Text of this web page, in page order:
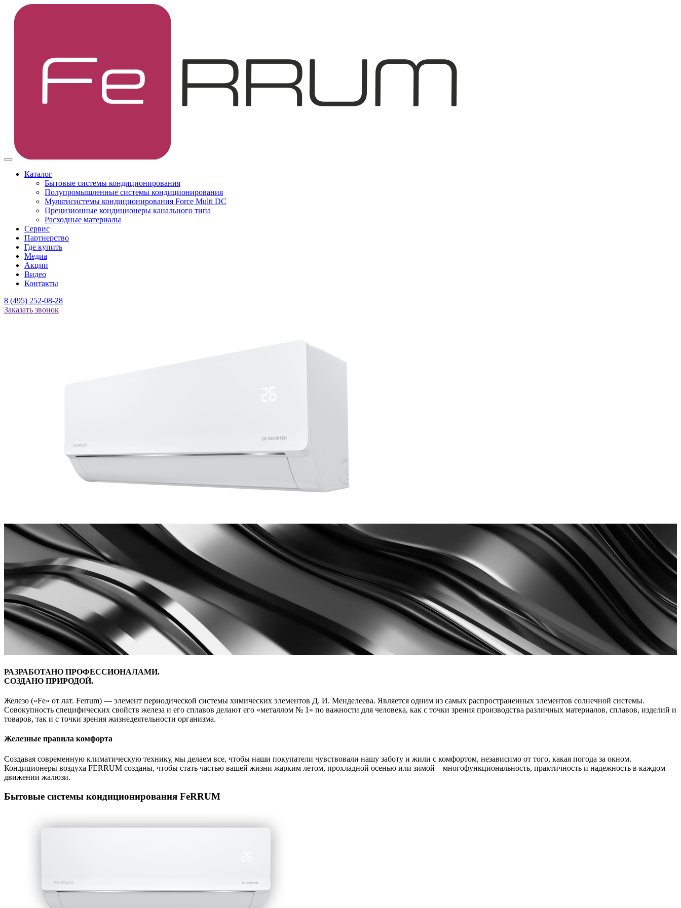
Каталог
Бытовые системы кондиционирования
Полупромышленные системы кондиционирования
Мультисистемы кондиционирования Force Multi DC
Прецизионные кондиционеры канального типа
Расходные материалы
Сервис
Партнерство
Где купить
Медиа
Акции
Видео
Контакты
8 (495) 252-08-28
Заказать звонок
РАЗРАБОТАНО ПРОФЕССИОНАЛАМИ.
СОЗДАНО ПРИРОДОЙ.
Железо («Fe» от лат. Ferrum) — элемент периодической системы химических элементов Д. И. Менделеева. Является одним из самых распространенных элементов солнечной системы.
Совокупность специфических свойств железа и его сплавов делают его «металлом № 1» по важности для человека, как с точки зрения производства различных материалов, сплавов, изделий и
товаров, так и с точки зрения жизнедеятельности организма.
Железные правила комфорта
Создавая современную климатическую технику, мы делаем все, чтобы наши покупатели чувствовали нашу заботу и жили с комфортом, независимо от того, какая погода за окном.
Кондиционеры воздуха FERRUM созданы, чтобы стать частью вашей жизни жарким летом, прохладной осенью или зимой – многофункциональность, практичность и надежность в каждом
движении жалюзи.
Бытовые системы кондиционирования FeRRUM